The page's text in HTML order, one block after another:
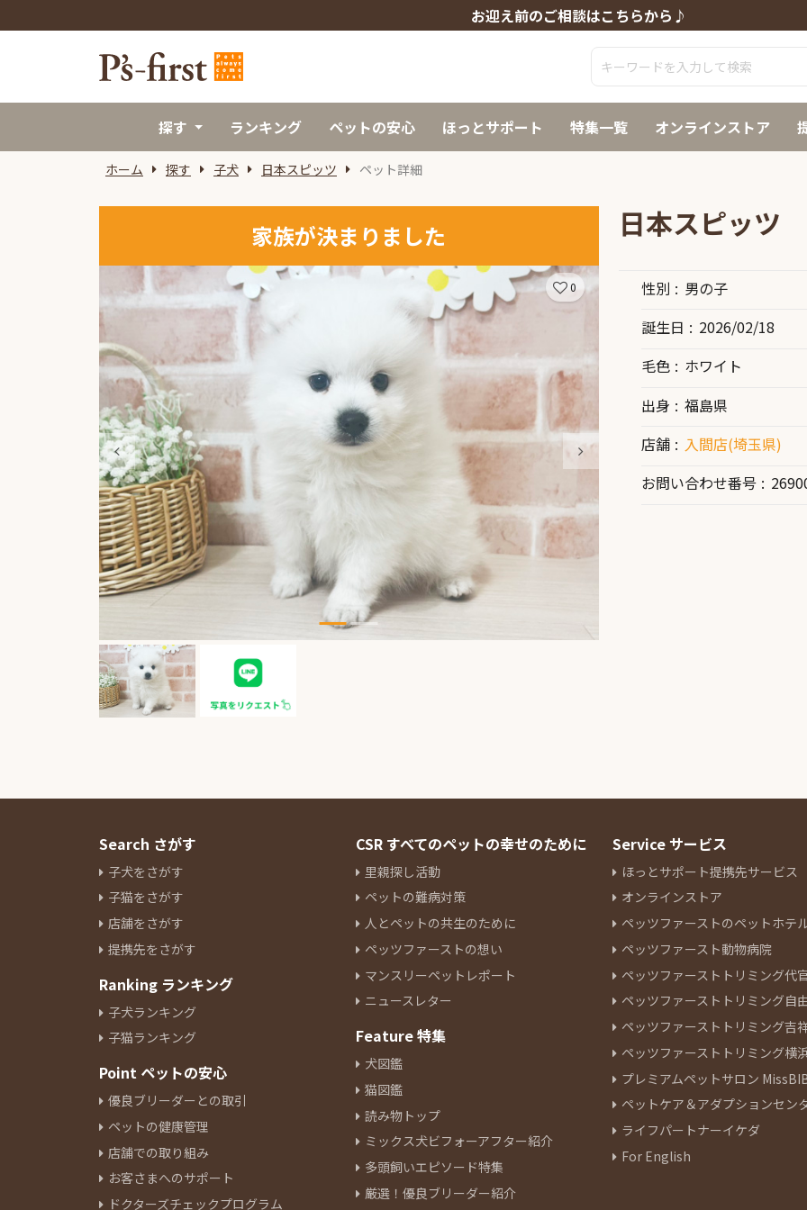
お迎え前のご相談はこちらから♪
探す ランキング ペットの安心 ほっとサポート 特集一覧 オンラインストア
ホーム 探す 子犬 日本スピッツ ペット詳細
家族が決まりました
0
日本スピッツ
性別
男の子
誕生日
2026/02/18
毛色
ホワイト
出身
福島県
店舗
入間店(埼玉県)
お問い合わせ番号
Search さがす
子犬をさがす
子猫をさがす
店舗をさがす
提携先をさがす
Ranking ランキング
子犬ランキング
子猫ランキング
Point ペットの安心
優良ブリーダーとの取引
ペットの健康管理
店舗での取り組み
お客さまへのサポート
ドクターズチェックプログラム
CSR すべてのペットの幸せのために
里親探し活動
ペットの難病対策
人とペットの共生のために
ペッツファーストの想い
マンスリーペットレポート
ニュースレター
Feature 特集
犬図鑑
猫図鑑
読み物トップ
ミックス犬ビフォーアフター紹介
多頭飼いエピソード特集
厳選！優良ブリーダー紹介
Service サービス
ほっとサポート提携先サービス
オンラインストア
ペッツファーストのペットホテ
ペッツファースト動物病院
ペッツファーストトリミング代
ペッツファーストトリミング自
ペッツファーストトリミング吉
ペッツファーストトリミング横
プレミアムペットサロン
ペットケア＆アダプションセン
ライフパートナーイケダ
For English